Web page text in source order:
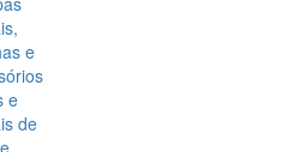
e
e
de